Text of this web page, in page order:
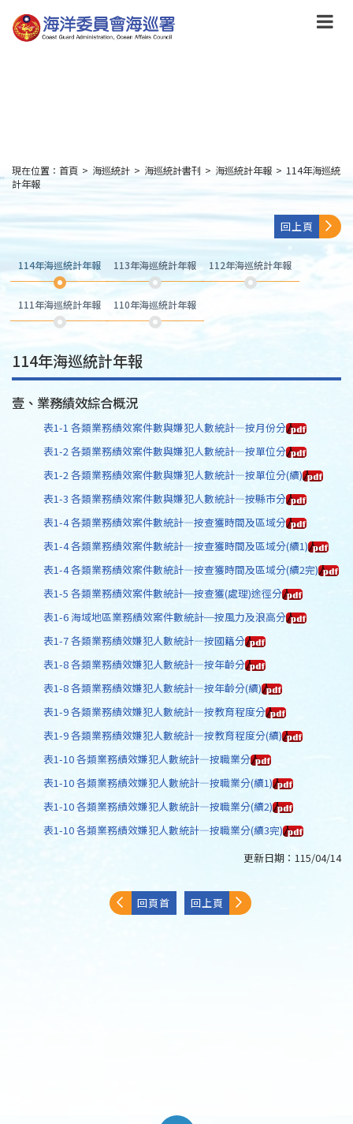
到
主
:::
現在位置： 首頁 > 海巡統計 > 海巡統計書刊 > 海巡統計年報 > 114年海巡統
計年報
回上頁
114年海巡統計年報 113年海巡統計年報 112年海巡統計年報
111年海巡統計年報 110年海巡統計年報
114年海巡統計年報
壹、業務績效綜合概況
表1-1 各類業務績效案件數與嫌犯人數統計—按月份分
表1-2 各類業務績效案件數與嫌犯人數統計—按單位分
表1-2 各類業務績效案件數與嫌犯人數統計—按單位分(續)
表1-3 各類業務績效案件數與嫌犯人數統計—按縣市分
表1-4 各類業務績效案件數統計—按查獲時間及區域分
表1-4 各類業務績效案件數統計—按查獲時間及區域分(續1)
表1-4 各類業務績效案件數統計—按查獲時間及區域分(續2完)
表1-5 各類業務績效案件數統計─按查獲(處理)途徑分
表1-6 海域地區業務績效案件數統計─按風力及浪高分
表1-7 各類業務績效嫌犯人數統計—按國籍分
表1-8 各類業務績效嫌犯人數統計—按年齡分
表1-8 各類業務績效嫌犯人數統計—按年齡分(續)
表1-9 各類業務績效嫌犯人數統計—按教育程度分
表1-9 各類業務績效嫌犯人數統計—按教育程度分(續)
表1-10 各類業務績效嫌犯人數統計—按職業分
表1-10 各類業務績效嫌犯人數統計—按職業分(續1)
表1-10 各類業務績效嫌犯人數統計—按職業分(續2)
表1-10 各類業務績效嫌犯人數統計—按職業分(續3完)
更新日期： 115/04/14
回頁首 回上頁